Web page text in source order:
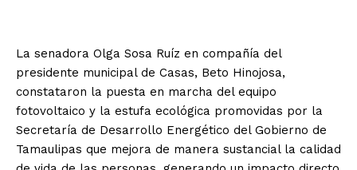
La senadora Olga Sosa Ruíz en compañía del
presidente municipal de Casas, Beto Hinojosa,
constataron la puesta en marcha del equipo
fotovoltaico y la estufa ecológica promovidas por la
Secretaría de Desarrollo Energético del Gobierno de
Tamaulipas que mejora de manera sustancial la calidad